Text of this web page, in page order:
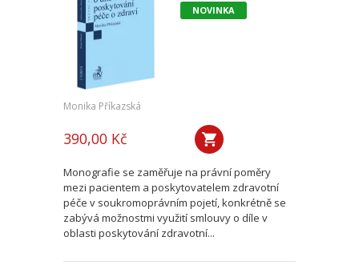
NOVINKA
Monika Příkazská
390,00 Kč
Monografie se zaměřuje na právní poměry
mezi pacientem a poskytovatelem zdravotní
péče v soukromoprávním pojetí, konkrétně se
zabývá možnostmi využití smlouvy o díle v
oblasti poskytování zdravotní...